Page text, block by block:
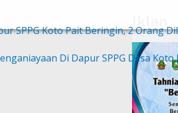
SPPG Koto Pait Beringin, 2 Orang
Di Dapur SPPG Desa Koto